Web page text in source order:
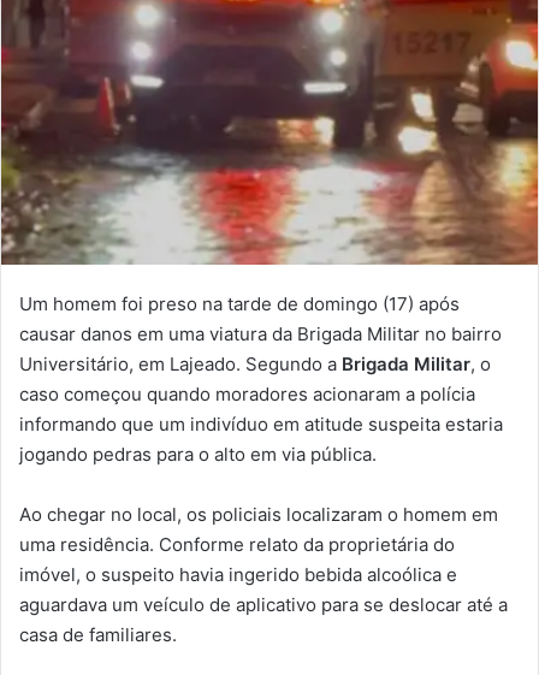
Um homem foi preso na tarde de domingo (17) após
causar danos em uma viatura da Brigada Militar no bairro
Universitário, em Lajeado. Segundo a Brigada Militar, o
caso começou quando moradores acionaram a polícia
informando que um indivíduo em atitude suspeita estaria
jogando pedras para o alto em via pública.
Ao chegar no local, os policiais localizaram o homem em
uma residência. Conforme relato da proprietária do
imóvel, o suspeito havia ingerido bebida alcoólica e
aguardava um veículo de aplicativo para se deslocar até a
casa de familiares.